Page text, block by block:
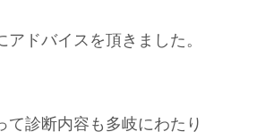
ドバイスを頂きました。
て診断内容も多岐にわたり